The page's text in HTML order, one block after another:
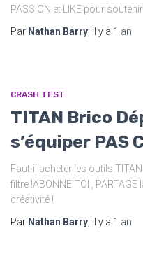
PASSION et LIKE pour
Par Nathan Barry , il y a 1 an
CRASH TEST
TITAN Brico
s’équiper PAS
Faut-il acheter les outils
filtre !ABONNE TOI ,
créativité !
Par Nathan Barry , il y a 1 an